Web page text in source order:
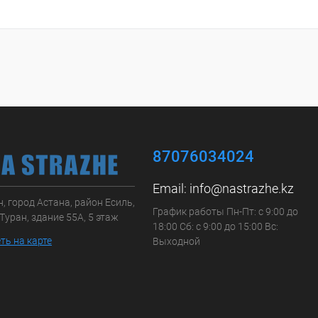
город Астана, район Есиль,
здание 55А, 5 этаж
на карте
87076034024
Email: info@nastrazhe.kz
График работы Пн-Пт: с 9:00 до
18:00 Сб: с 9:00 до 15:00 Вс:
Выходной